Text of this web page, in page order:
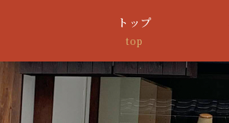
トップ
top